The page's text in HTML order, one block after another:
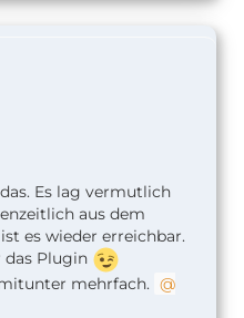
Es lag vermutlich
aus dem
es wieder erreichbar.
das Plugin
mehrfach.